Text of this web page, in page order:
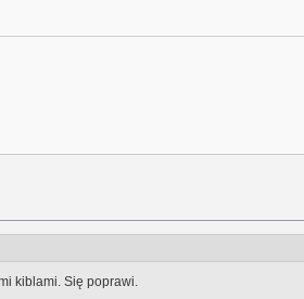
kiblami. Się poprawi.